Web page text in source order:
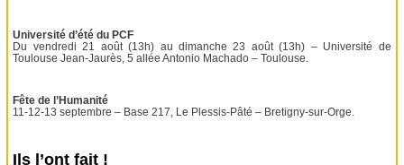
Université d’été du PCF
Du vendredi 21 août (13h) au dimanche 23 août (13h) – Université de
Toulouse Jean-Jaurès, 5 allée Antonio Machado – Toulouse.
Fête de l’Humanité
11-12-13 septembre – Base 217, Le Plessis-Pâté – Bretigny-sur-Orge.
Ils l’ont fait !